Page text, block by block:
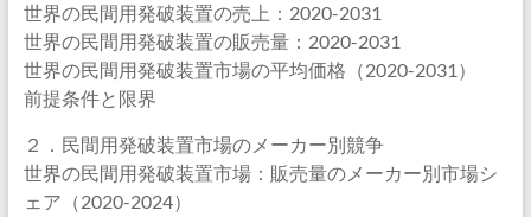
世界の民間用発破装置の売上：2020-2031
世界の民間用発破装置の販売量：2020-2031
世界の民間用発破装置市場の平均価格（2020-2031）
前提条件と限界
２．民間用発破装置市場のメーカー別競争
世界の民間用発破装置市場：販売量のメーカー別市場シ
ェア（2020-2024）